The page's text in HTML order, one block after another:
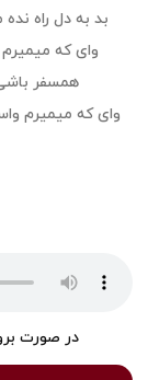
بد به دل راه
وای که
همسفر
وای که میمیرم
در صورت